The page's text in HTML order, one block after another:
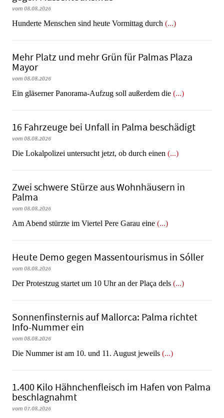
vom 08.08.2026
Hunderte Menschen sind heute Vormittag durch (...)
Mehr Platz und mehr Grün für Palmas Plaza
Mayor
vom 08.08.2026
Ein gläserner Panorama-Aufzug soll außerdem die (...)
16 Fahrzeuge bei Unfall in Palma beschädigt
vom 08.08.2026
Die Lokalpolizei untersucht jetzt, ob durch einen (...)
Zwei schwere Stürze aus Wohnhäusern in
Palma
vom 08.08.2026
Am Abend stürzte im Viertel Pere Garau eine (...)
Heute Demo gegen Massentourismus in Sóller
vom 08.08.2026
Der Protestzug startet um 10 Uhr an der Plaça dels (...)
Sonnenfinsternis auf Mallorca: Palma richtet
Info-Nummer ein
vom 08.08.2026
Die Nummer ist am 10. und 11. August jeweils (...)
1.400 Kilo Hähnchenfleisch im Hafen von Palma
beschlagnahmt
vom 07.08.2026